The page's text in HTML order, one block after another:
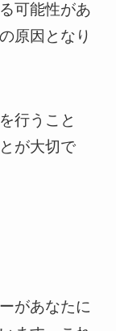
可能性があ
原因となり
行うこと
が大切で
があなたに